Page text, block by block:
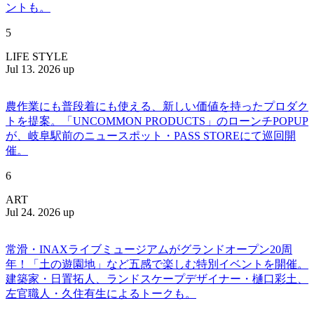
ントも。
5
LIFE STYLE
Jul 13. 2026 up
農作業にも普段着にも使える、新しい価値を持ったプロダク
トを提案。「UNCOMMON PRODUCTS」のローンチPOPUP
が、岐阜駅前のニュースポット・PASS STOREにて巡回開
催。
6
ART
Jul 24. 2026 up
常滑・INAXライブミュージアムがグランドオープン20周
年！「土の遊園地」など五感で楽しむ特別イベントを開催。
建築家・日置拓人、ランドスケープデザイナー・樋口彩土、
左官職人・久住有生によるトークも。